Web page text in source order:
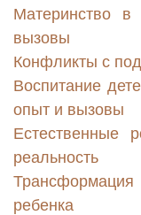
Материнство в
вызовы
Конфликты с
Воспитание
опыт и вызовы
Естественные
реальность
ребенка